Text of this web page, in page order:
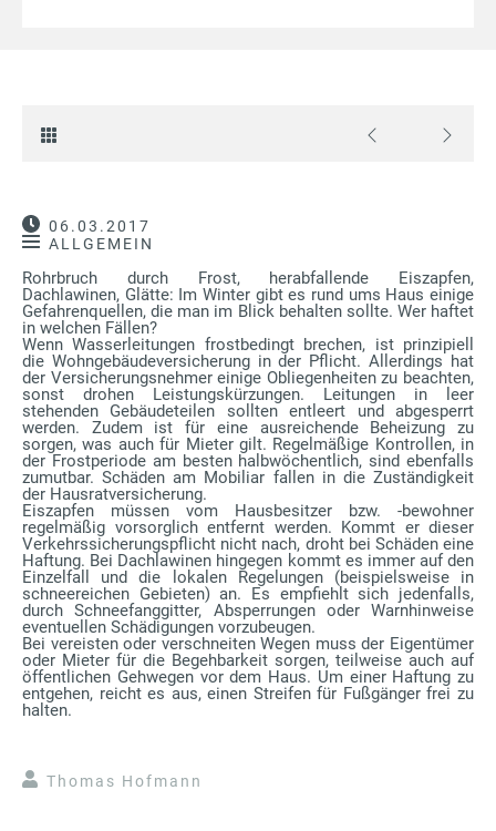
06.03.2017
ALLGEMEIN
Rohrbruch durch Frost, herabfallende Eiszapfen,
Dachlawinen, Glätte: Im Winter gibt es rund ums Haus einige
Gefahrenquellen, die man im Blick behalten sollte. Wer haftet
in welchen Fällen?
Wenn Wasserleitungen frostbedingt brechen, ist prinzipiell
die Wohngebäudeversicherung in der Pflicht. Allerdings hat
der Versicherungsnehmer einige Obliegenheiten zu beachten,
sonst drohen Leistungskürzungen. Leitungen in leer
stehenden Gebäudeteilen sollten entleert und abgesperrt
werden. Zudem ist für eine ausreichende Beheizung zu
sorgen, was auch für Mieter gilt. Regelmäßige Kontrollen, in
der Frostperiode am besten halbwöchentlich, sind ebenfalls
zumutbar. Schäden am Mobiliar fallen in die Zuständigkeit
der Hausratversicherung.
Eiszapfen müssen vom Hausbesitzer bzw. -bewohner
regelmäßig vorsorglich entfernt werden. Kommt er dieser
Verkehrssicherungspflicht nicht nach, droht bei Schäden eine
Haftung. Bei Dachlawinen hingegen kommt es immer auf den
Einzelfall und die lokalen Regelungen (beispielsweise in
schneereichen Gebieten) an. Es empfiehlt sich jedenfalls,
durch Schneefanggitter, Absperrungen oder Warnhinweise
eventuellen Schädigungen vorzubeugen.
Bei vereisten oder verschneiten Wegen muss der Eigentümer
oder Mieter für die Begehbarkeit sorgen, teilweise auch auf
öffentlichen Gehwegen vor dem Haus. Um einer Haftung zu
entgehen, reicht es aus, einen Streifen für Fußgänger frei zu
halten.
Thomas Hofmann